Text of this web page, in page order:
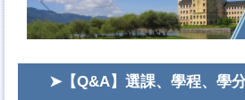
➤【Q&A】選課、學程、學分